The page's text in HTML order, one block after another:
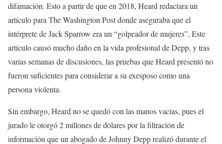
difamación. Esto a partir de que en 2018, Heard redactara un
artículo para The Washington Post donde aseguraba que el
intérprete de Jack Sparrow era un “golpeador de mujeres”. Este
artículo causó mucho daño en la vida profesional de Depp, y tras
varias semanas de discusiones, las pruebas que Heard presentó no
fueron suficientes para considerar a su exesposo como una
persona violenta.
Sin embargo, Heard no se quedó con las manos vacías, pues el
jurado le otorgó 2 millones de dólares por la filtración de
información que un abogado de Johnny Depp realizó durante el